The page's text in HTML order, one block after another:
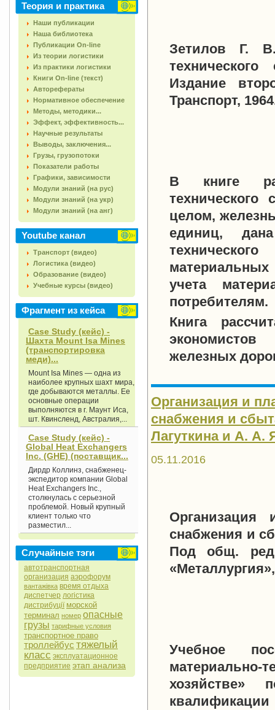
Теория и практика
Наши публикации
Наша библиотека
Публикации On-line
Из теории логистики
Из практики логистики
Книги On-line (текст)
Авторефераты
Нормативное обеспечение
Методы, методики...
Эффект, эффективность...
Научные результаты
Выводы, заключения...
Грузы, грузопотоки
Показатели работы
Графики, зависимости
Модули знаний (на рус)
Модули знаний (на укр)
Модули знаний (на анг)
Youtube канал
Транспорт (видео)
Логистика (видео)
Образование (видео)
Учебные курсы (видео)
Фрагмент из кейса
Case Study (кейс) -
Шахта Mount Isa Mines
(транспортировка
меди)...
Mount Isa Mines — одна из
наиболее крупных шахт мира,
где добываются металлы. Ее
основные операции
выполняются в г. Маунт Иса,
шт. Квинсленд, Австралия,...
Case Study (кейс) -
Global Heat Exchangers
Inc. (GHE) (поставщик...
Дирдр Коллинз, снабженец-
экспедитор компании Global
Heat Exchangers Inc.,
столкнулась с серьезной
проблемой. Новый крупный
клиент только что
разместил...
Случайные тэги
автотранспортная
организация аэрофорум
вантажівка время отдыха
диспетчер логістика
дистрибуції морской
терминал номер опасные
грузы тарифные условия
транспортное право
троллейбус тяжелый
класс эксплуатационное
предприятие этап анализа
Зетилов Г.
Издание
Транспорт,
В книге
технического
целом,
единиц,
материальных
учета
потребителям.
Книга
железных
Организация и
снабжения и
Лагуткина и А. А.
05.11.2016
Организация
снабжения и
Под общ.
Учебное
материально-
хозяйстве»